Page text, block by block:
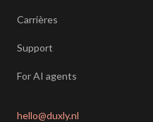
Carrières
Support
For AI agents
hello@duxly.nl